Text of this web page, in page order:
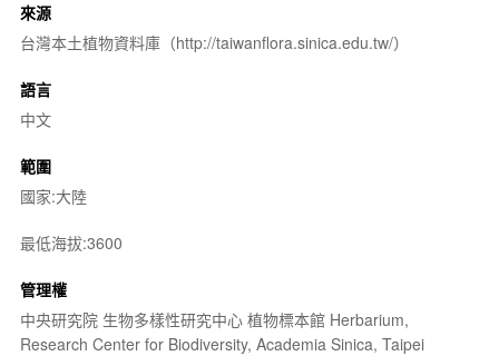
來源
台灣本土植物資料庫（http://taiwanflora.sinica.edu.tw/）
語言
中文
範圍
國家:大陸
最低海拔:3600
管理權
中央研究院 生物多樣性研究中心 植物標本館 Herbarium,
Research Center for Biodiversity, Academia Sinica, Taipei